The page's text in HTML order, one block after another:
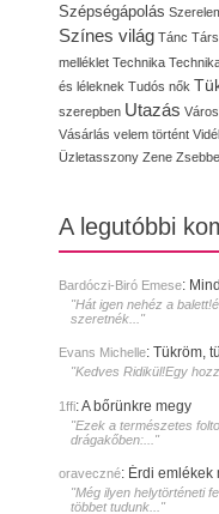
Szépségápolás
Színes világ Tánc
melléklet Technika
és léleknek Tudós nők
szerepben Utazás
Vásárlás velem történt
Üzletasszony Zene
A legutóbbi
Bardóczi-Biró Emese:
"Hát igen nehéz a
szeretnék..."
Evans Michelle: Tükröm,
"Kedves Ridikül!Egy
1ffi:A bőrünkre megy
"Ezek a természetes
drágakőben:..."
oraveczné: Érdi emlékek
"Még ilyen helytörténeti
többet tudunk..."